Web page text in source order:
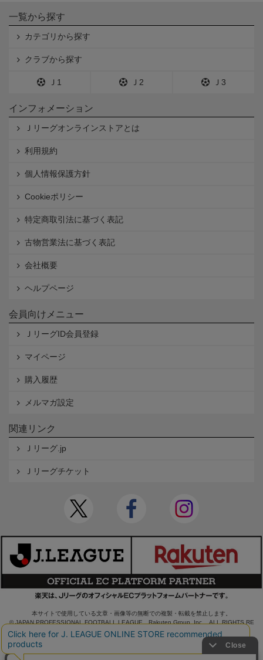
一覧から探す
カテゴリから探す
クラブから探す
Ｊ1 Ｊ2 Ｊ3
インフォメーション
Ｊリーグオンラインストアとは
利用規約
個人情報保護方針
Cookieポリシー
特定商取引法に基づく表記
古物営業法に基づく表記
会社概要
ヘルプページ
会員向けメニュー
ＪリーグID会員登録
マイページ
購入履歴
メルマガ設定
関連リンク
Ｊリーグ.jp
Ｊリーグチケット
本サイトで使用している文章・画像等の無断での複製・転載を禁止します。
© JAPAN PROFESSIONAL FOOTBALL LEAGUE Rakuten Group, Inc. ALL RIGHTS RE
SERVED.